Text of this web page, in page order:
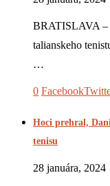
BRATISLAVA –
talianskeho
…
0 Facebook
Hoci prehral,
tenisu
28 januára, 2024